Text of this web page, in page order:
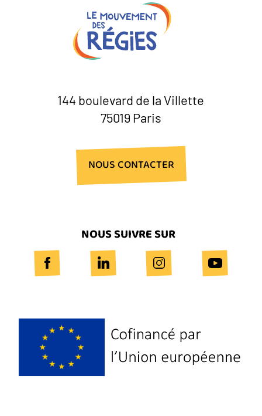
NOUS CONTACTER
144 boulevard de la Villette
75019 Paris
NOUS SUIVRE SUR
Logo
Europe